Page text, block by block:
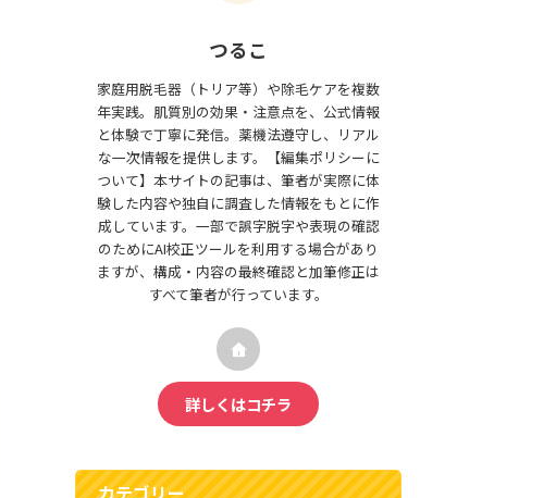
つるこ
家庭用脱毛器（トリア等）や除毛ケアを複数
年実践。肌質別の効果・注意点を、公式情報
と体験で丁寧に発信。薬機法遵守し、リアル
な一次情報を提供します。【編集ポリシーに
ついて】本サイトの記事は、筆者が実際に体
験した内容や独自に調査した情報をもとに作
成しています。一部で誤字脱字や表現の確認
のためにAI校正ツールを利用する場合があり
ますが、構成・内容の最終確認と加筆修正は
すべて筆者が行っています。
詳しくはコチラ
カテゴリー